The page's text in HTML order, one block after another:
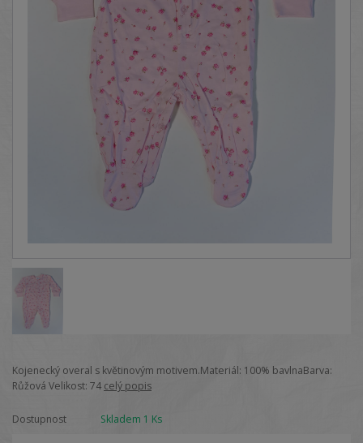
Kojenecký overal s květinovým motivem.Materiál: 100% bavlnaBarva:
Růžová Velikost: 74 celý popis
Dostupnost Skladem 1 Ks